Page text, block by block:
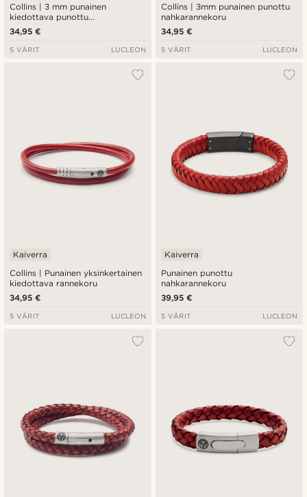
Collins | 3 mm punainen
kiedottava punottu
nahkarannekoru
34,95 €
5 VÄRIT LUCLEON
Collins | 3mm punainen punottu
nahkarannekoru
34,95 €
5 VÄRIT LUCLEON
Collins | Punainen yksinkertainen
kiedottava rannekoru
Kaiverra
34,95 €
5 VÄRIT LUCLEON
Punainen punottu
nahkarannekoru
Kaiverra
39,95 €
5 VÄRIT LUCLEON